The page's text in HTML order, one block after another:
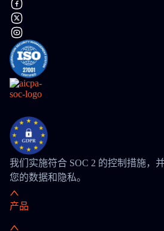
我们实施符合 SOC 2 的控制措施，
您的数据和隐私。
产品